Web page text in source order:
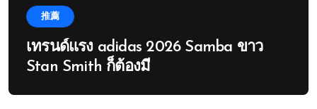
推薦
เทรนด์แรง adidas 2026 Samba ขาว
Stan Smith ก็ต้องมี